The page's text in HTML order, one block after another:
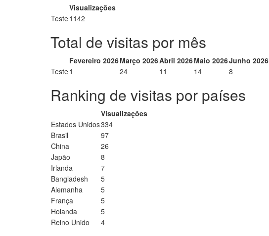
Visualizações
Teste1142
Total de visitas por mês
Fevereiro 2026Março 2026Abril 2026Maio 2026Junho 2026
Teste1 24 11 14 8
Ranking de visitas por países
Visualizações
Estados Unidos334
Brasil
97
China
26
Japão
8
Irlanda
7
Bangladesh
5
Alemanha
5
França
5
Holanda
5
Reino Unido
4